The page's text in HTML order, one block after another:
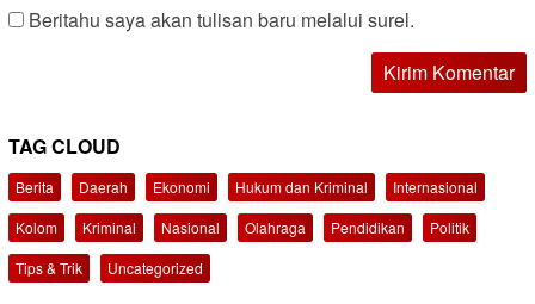
Beritahu saya akan tulisan baru melalui surel.
TAG CLOUD
Berita Daerah Ekonomi Hukum dan Kriminal
Internasional
Kolom
Kriminal Nasional Olahraga Pendidikan
Politik
Tips & Trik
Uncategorized